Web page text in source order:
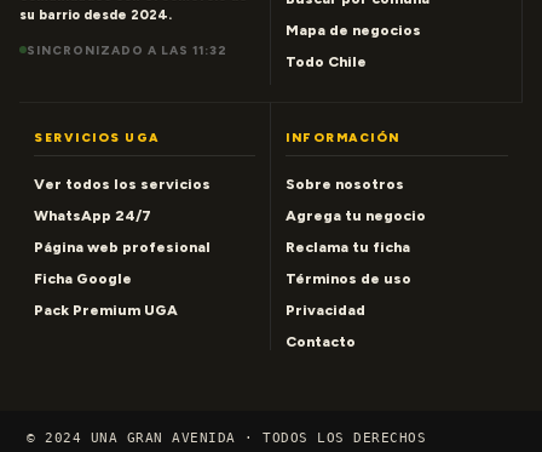
su barrio desde 2024.
SINCRONIZADO A LAS 11:32
Mapa de negocios
Todo Chile
SERVICIOS UGA
Ver todos los servicios
WhatsApp 24/7
Página web profesional
Ficha Google
Pack Premium UGA
INFORMACIÓN
Sobre nosotros
Agrega tu negocio
Reclama tu ficha
Términos de uso
Privacidad
Contacto
© 2024 UNA GRAN AVENIDA · TODOS LOS DERECHOS